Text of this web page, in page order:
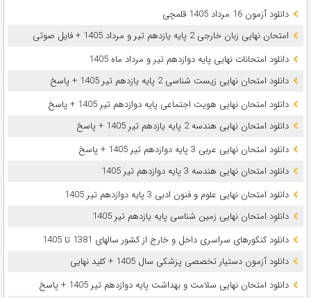
دانلود آزمون 16 مرداد 1405 قلمچی
امتحان نهایی زبان خارجی 2 پایه یازدهم تیر و مرداد 1405 + فایل صوتی
دانلود امتحانات نهایی پایه دوازدهم تیر و مرداد ماه 1405
دانلود امتحان نهایی زیست شناسی 2 پایه یازدهم تیر 1405 + پاسخ
دانلود امتحان نهایی هویت اجتماعی پایه دوازدهم تیر 1405 + پاسخ
دانلود امتحان نهایی هندسه 2 پایه یازدهم تیر 1405 + پاسخ
دانلود امتحان نهایی عربی 3 پایه دوازدهم تیر 1405 + پاسخ
دانلود امتحان نهایی هندسه 3 پایه دوازدهم تیر 1405
دانلود امتحان نهایی علوم و فنون ادبی 3 پایه دوازدهم تیر 1405
دانلود امتحان نهایی زمین شناسی پایه یازدهم تیر 1405
دانلود کنکورهای سراسری داخل و خارج از کشور سالهای 1381 تا 1405
دانلود آزمون دستیار تخصصی پزشکی سال 1405 + کلید نهایی
دانلود امتحان نهایی سلامت و بهداشت پایه دوازدهم تیر 1405 + پاسخ